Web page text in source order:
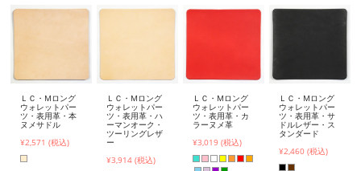
ＬＣ・Mロング
ウォレットパー
ツ・表用革・本
ヌメサドル
¥2,571 (税込)
ＬＣ・Mロング
ウォレットパー
ツ・表用革・ハ
ーマンオーク・
ツーリングレザ
ー
¥3,914 (税込)
ＬＣ・Mロング
ウォレットパー
ツ・表用革・カ
ラーヌメ革
¥3,019 (税込)
ＬＣ・Mロング
ウォレットパー
ツ・表用革・サ
ドルレザー・ス
タンダード
¥2,460 (税込)